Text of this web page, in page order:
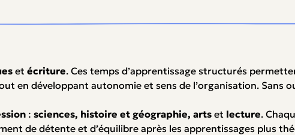
et écriture. Ces temps d’apprentissage structurés
en développant autonomie et sens de l’organisation. Sans
: sciences, histoire et géographie, arts et lecture.
de détente et d’équilibre après les apprentissages plus